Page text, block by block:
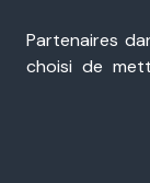
Partenaires
choisi de
notre
sérieux,
lès-Valence